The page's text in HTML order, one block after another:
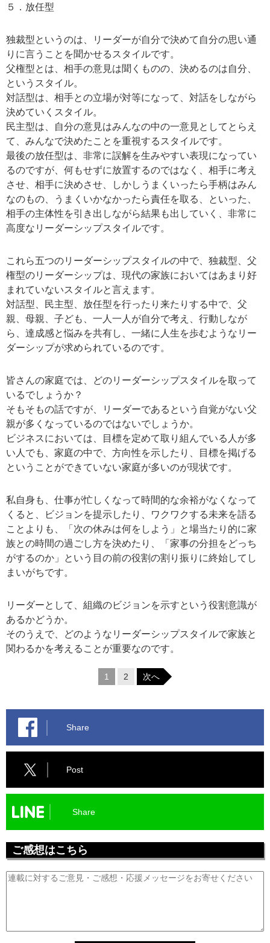
５．放任型
独裁型というのは、リーダーが自分で決めて自分の思い通
りに言うことを聞かせるスタイルです。
父権型とは、相手の意見は聞くものの、決めるのは自分、
というスタイル。
対話型は、相手との立場が対等になって、対話をしながら
決めていくスタイル。
民主型は、自分の意見はみんなの中の一意見としてとらえ
て、みんなで決めたことを重視するスタイルです。
最後の放任型は、非常に誤解を生みやすい表現になってい
るのですが、何もせずに放置するのではなく、相手に考え
させ、相手に決めさせ、しかしうまくいったら手柄はみん
なのもの、うまくいかなかったら責任を取る、といった、
相手の主体性を引き出しながら結果も出していく、非常に
高度なリーダーシップスタイルです。
これら五つのリーダーシップスタイルの中で、独裁型、父
権型のリーダーシップは、現代の家族においてはあまり好
まれていないスタイルと言えます。
対話型、民主型、放任型を行ったり来たりする中で、父
親、母親、子ども、一人一人が自分で考え、行動しなが
ら、達成感と悩みを共有し、一緒に人生を歩むようなリー
ダーシップが求められているのです。
皆さんの家庭では、どのリーダーシップスタイルを取って
いるでしょうか？
そもそもの話ですが、リーダーであるという自覚がない父
親が多くなっているのではないでしょうか。
ビジネスにおいては、目標を定めて取り組んでいる人が多
い人でも、家庭の中で、方向性を示したり、目標を掲げる
ということができていない家庭が多いのが現状です。
私自身も、仕事が忙しくなって時間的な余裕がなくなって
くると、ビジョンを提示したり、ワクワクする未来を語る
ことよりも、「次の休みは何をしよう」と場当たり的に家
族との時間の過ごし方を決めたり、「家事の分担をどっち
がするのか」という目の前の役割の割り振りに終始してし
まいがちです。
リーダーとして、組織のビジョンを示すという役割意識が
あるかどうか。
そのうえで、どのようなリーダーシップスタイルで家族と
関わるかを考えることが重要なのです。
1 2 次へ
Share
Post
Share
ご感想はこちら